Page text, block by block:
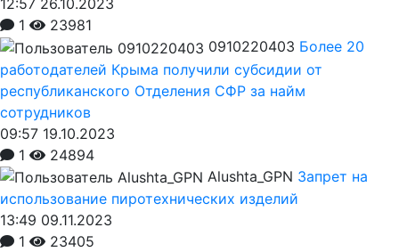
12:57 26.10.2023
1
23981
0910220403 Более 20
работодателей Крыма получили субсидии от
республиканского Отделения СФР за найм
сотрудников
09:57 19.10.2023
1
24894
Alushta_GPN Запрет на
использование пиротехнических изделий
13:49 09.11.2023
1
23405